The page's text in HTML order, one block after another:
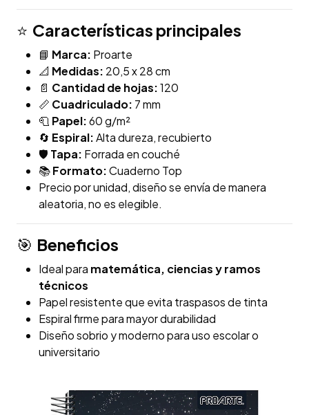
⭐ Características principales
📘 Marca: Proarte
📐 Medidas: 20,5 x 28 cm
📄 Cantidad de hojas:120
📏 Cuadriculado: 7 mm
🧻 Papel:60 g/m²
🔄 Espiral:Alta dureza, recubierto
🛡️ Tapa: Forrada en couché
📚Formato:Cuaderno Top
Precio por unidad, diseño se envía de manera
aleatoria, no es elegible.
🎯 Beneficios
Ideal para matemática, ciencias y ramos
técnicos
Papel resistente que evita traspasos de tinta
Espiral firme para mayor durabilidad
Diseño sobrio y moderno para uso escolar o
universitario